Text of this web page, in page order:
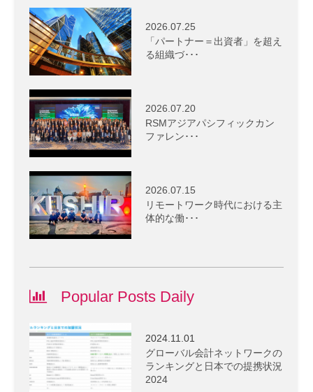
2026.07.25
「パートナー＝出資者」を超え
る組織づ･･･
2026.07.20
RSMアジアパシフィックカン
ファレン･･･
2026.07.15
リモートワーク時代における主
体的な働･･･
Popular Posts Daily
2024.11.01
グローバル会計ネットワークの
ランキングと日本での提携状況
2024